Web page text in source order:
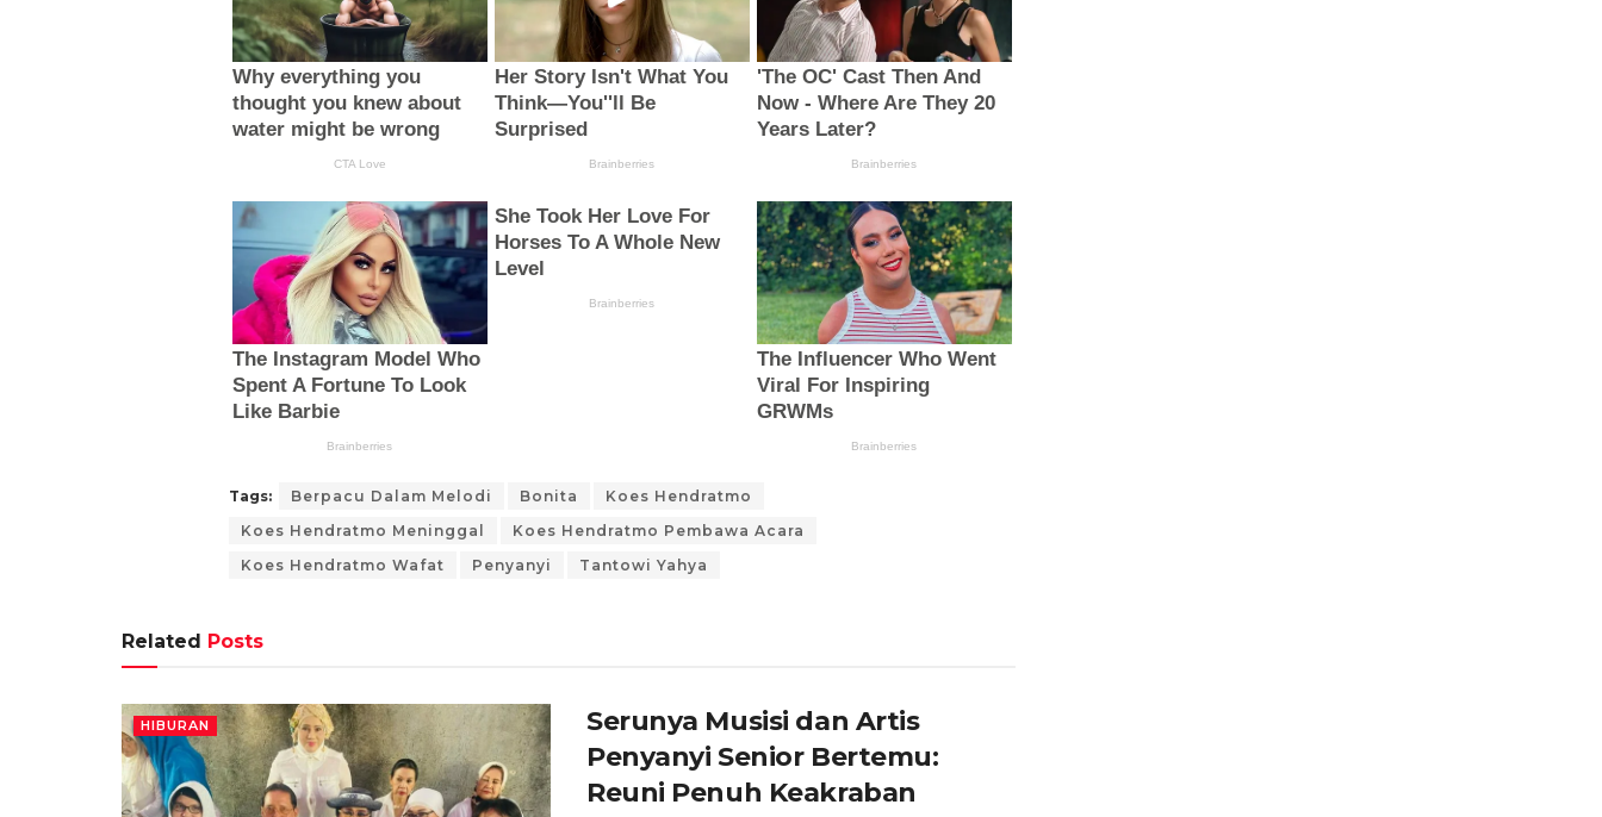
Tags: Berpacu Dalam Melodi Bonita
Koes Hendratmo
Koes Hendratmo Meninggal
Koes Hendratmo Pembawa Acara
Koes Hendratmo Wafat
Penyanyi Tantowi Yahya
Related Posts
HIBURAN
Serunya Musisi dan Artis
Penyanyi Senior Bertemu:
Reuni Penuh Keakraban